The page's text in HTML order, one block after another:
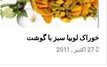
خوراک لوبیا سبز با گوشت
27 اکتبر , 2011